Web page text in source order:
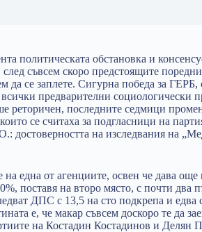
политическата обстановка и
съвсем скоро предстоящите
да се заплете. Сигурна победа за
предварителни социологически
реторичен, последните седмици
се считаха за подгласници на
достоверността на изследвания на
една от агенциите, освен че дава
поставя на второ място, с почти два
ДПС с 13,5 на сто подкрепа и едва
е, че макар съвсем доскоро те да
на Костадин Костадинов и Делян